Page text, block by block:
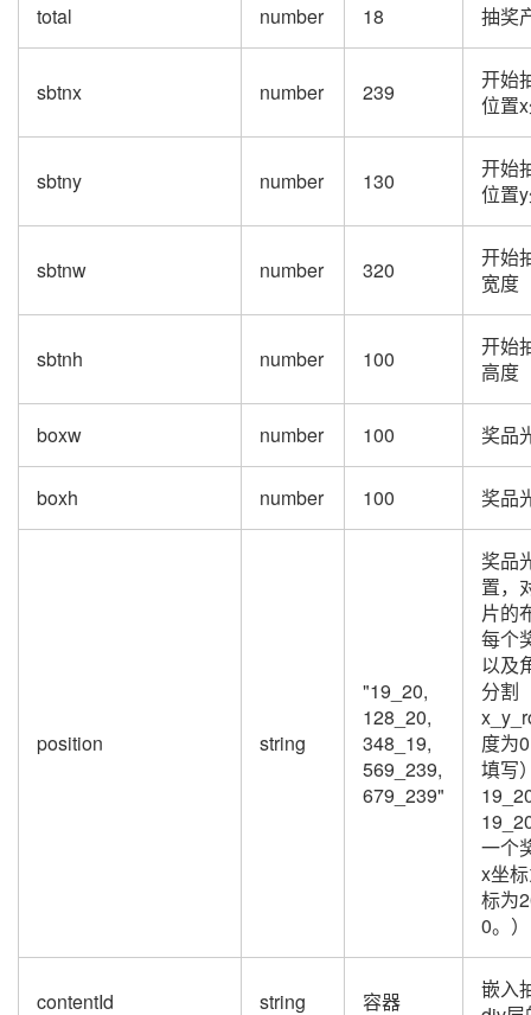
total number 18 抽奖
sbtnx number 239
开始
位置
sbtny number 130
开始
位置
sbtnw number 320
开始
宽度
sbtnh number 100
开始
高度
boxw number 100 奖品
boxh number 100 奖品
position string
"19_20,
128_20,
348_19,
569_239,
679_239"
奖品
置，
片的
每个
以及
分割
度为
填写
一个
x坐
标为
0。）
contentId string 容器
嵌入